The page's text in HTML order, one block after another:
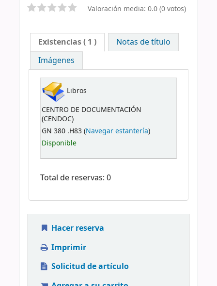
Valoración media: 0.0 (0 votos)
Existencias( 1 )
Notas de título
Imágenes
Libros
CENTRO DE DOCUMENTACIÓN
(CENDOC)
GN 380 .H83 (Navegar estantería)
Disponible
Total de reservas: 0
Hacer reserva
Imprimir
Solicitud de artículo